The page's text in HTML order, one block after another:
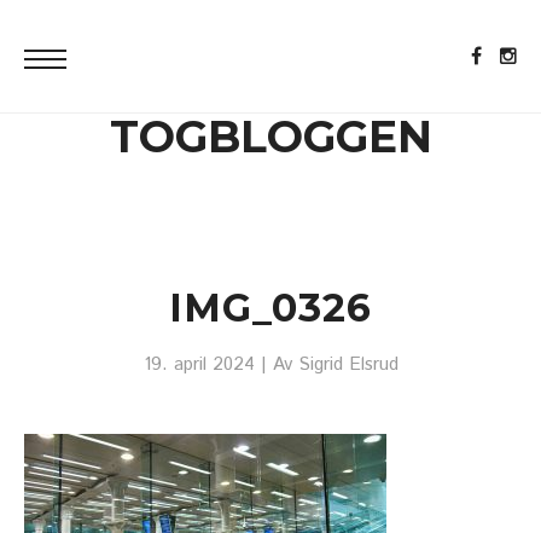
TOGBLOGGEN
IMG_0326
19. april 2024 | Av Sigrid Elsrud